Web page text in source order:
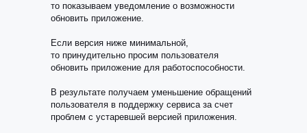
то показываем уведомление о возможности
обновить приложение.
Если версия ниже минимальной,
то принудительно просим пользователя
обновить приложение для работоспособности.
В результате получаем уменьшение обращений
пользователя в поддержку сервиса за счет
проблем с устаревшей версией приложения.